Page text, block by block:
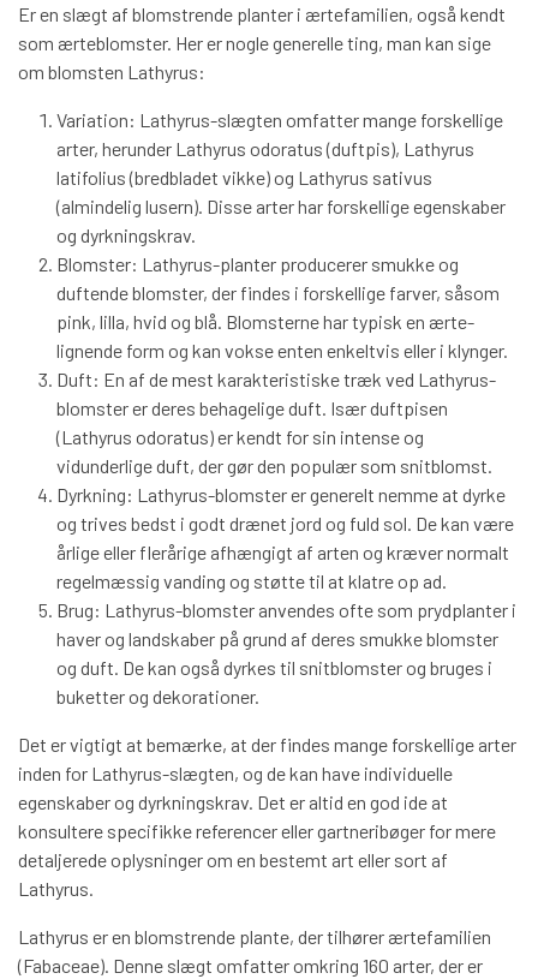
Er en slægt af blomstrende planter i ærtefamilien, også kendt
som ærteblomster. Her er nogle generelle ting, man kan sige
om blomsten Lathyrus:
Variation: Lathyrus-slægten omfatter mange forskellige
arter, herunder Lathyrus odoratus (duftpis), Lathyrus
latifolius (bredbladet vikke) og Lathyrus sativus
(almindelig lusern). Disse arter har forskellige egenskaber
og dyrkningskrav.
Blomster: Lathyrus-planter producerer smukke og
duftende blomster, der findes i forskellige farver, såsom
pink, lilla, hvid og blå. Blomsterne har typisk en ærte-
lignende form og kan vokse enten enkeltvis eller i klynger.
Duft: En af de mest karakteristiske træk ved Lathyrus-
blomster er deres behagelige duft. Især duftpisen
(Lathyrus odoratus) er kendt for sin intense og
vidunderlige duft, der gør den populær som snitblomst.
Dyrkning: Lathyrus-blomster er generelt nemme at dyrke
og trives bedst i godt drænet jord og fuld sol. De kan være
årlige eller flerårige afhængigt af arten og kræver normalt
regelmæssig vanding og støtte til at klatre op ad.
Brug: Lathyrus-blomster anvendes ofte som prydplanter i
haver og landskaber på grund af deres smukke blomster
og duft. De kan også dyrkes til snitblomster og bruges i
buketter og dekorationer.
Det er vigtigt at bemærke, at der findes mange forskellige arter
inden for Lathyrus-slægten, og de kan have individuelle
egenskaber og dyrkningskrav. Det er altid en god ide at
konsultere specifikke referencer eller gartneribøger for mere
detaljerede oplysninger om en bestemt art eller sort af
Lathyrus.
Lathyrus er en blomstrende plante, der tilhører ærtefamilien
(Fabaceae). Denne slægt omfatter omkring 160 arter, der er